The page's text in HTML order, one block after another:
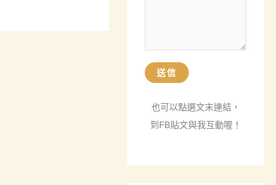
送信
也可以點選文末連結，
到FB貼文與我互動喔！